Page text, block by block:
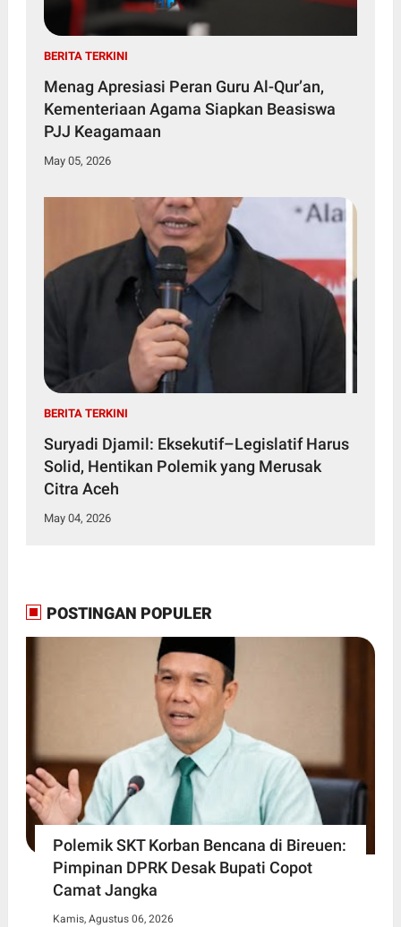
BERITA TERKINI
Menag Apresiasi Peran Guru Al-Qur’an,
Kementeriaan Agama Siapkan Beasiswa
PJJ Keagamaan
May 05, 2026
BERITA TERKINI
Suryadi Djamil: Eksekutif–Legislatif Harus
Solid, Hentikan Polemik yang Merusak
Citra Aceh
May 04, 2026
POSTINGAN POPULER
Polemik SKT Korban Bencana di Bireuen:
Pimpinan DPRK Desak Bupati Copot
Camat Jangka
Kamis, Agustus 06, 2026